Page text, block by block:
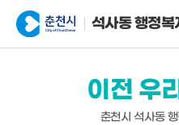
석사동 행정복
이전 우
춘천시 석사동